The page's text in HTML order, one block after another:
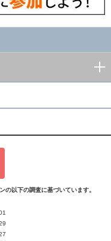
の以下の調査に基づいています。